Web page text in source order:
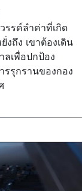
รรค์ลำค่าที่เกิด
ถึง เขาต้องเดิน
ลเพื่อปกป้อง
รรุกรานของกอง